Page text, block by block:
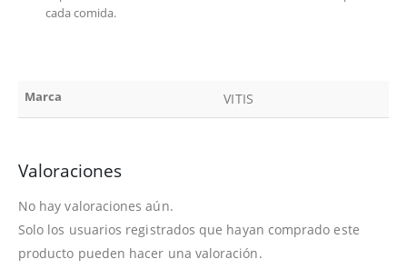
cada comida.
Marca VITIS
Valoraciones
No hay valoraciones aún.
Solo los usuarios registrados que hayan comprado este
producto pueden hacer una valoración.